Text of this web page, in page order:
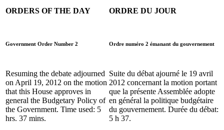
ORDERS OF THE DAY ORDRE DU JOUR
Government Order Number 2 Ordre numéro 2 émanant du gouvernement
Resuming the debate adjourned
on April 19, 2012 on the motion
that this House approves in
general the Budgetary Policy of
the Government. Time used: 5
hrs. 37 mins.
Suite du débat ajourné le 19 avril
2012 concernant la motion portant
que la présente Assemblée adopte
en général la politique budgétaire
du gouvernement. Durée du débat:
5 h 37.